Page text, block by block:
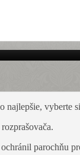
najlepšie, vyberte
parochňu